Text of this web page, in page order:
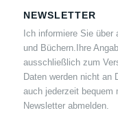
NEWSLETTER
Ich informiere Sie
und Büchern.Ihre
ausschließlich zum
Daten werden nicht an
auch jederzeit bequem
Newsletter abmelden.